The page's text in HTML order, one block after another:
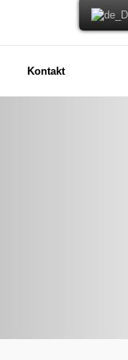
Kontakt